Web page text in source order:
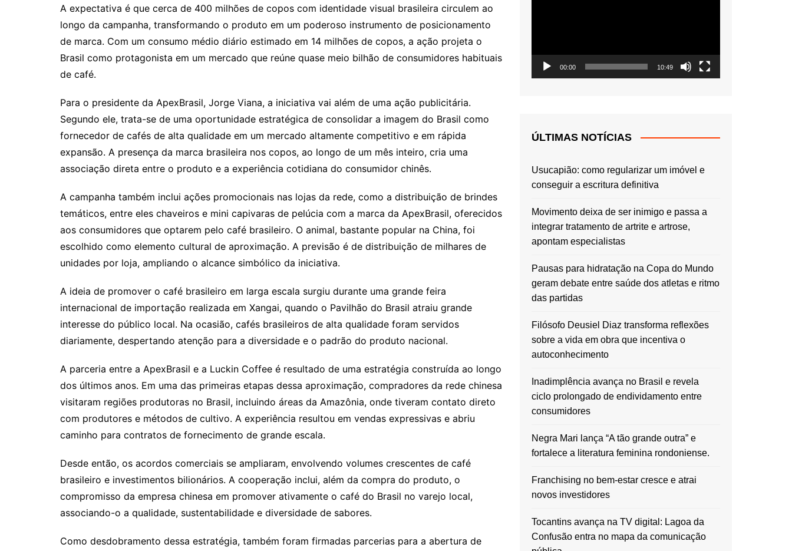
A expectativa é que cerca de 400 milhões de copos com identidade visual brasileira circulem ao
longo da campanha, transformando o produto em um poderoso instrumento de posicionamento
de marca. Com um consumo médio diário estimado em 14 milhões de copos, a ação projeta o
Brasil como protagonista em um mercado que reúne quase meio bilhão de consumidores habituais
de café.
Para o presidente da ApexBrasil, Jorge Viana, a iniciativa vai além de uma ação publicitária.
Segundo ele, trata-se de uma oportunidade estratégica de consolidar a imagem do Brasil como
fornecedor de cafés de alta qualidade em um mercado altamente competitivo e em rápida
expansão. A presença da marca brasileira nos copos, ao longo de um mês inteiro, cria uma
associação direta entre o produto e a experiência cotidiana do consumidor chinês.
A campanha também inclui ações promocionais nas lojas da rede, como a distribuição de brindes
temáticos, entre eles chaveiros e mini capivaras de pelúcia com a marca da ApexBrasil, oferecidos
aos consumidores que optarem pelo café brasileiro. O animal, bastante popular na China, foi
escolhido como elemento cultural de aproximação. A previsão é de distribuição de milhares de
unidades por loja, ampliando o alcance simbólico da iniciativa.
A ideia de promover o café brasileiro em larga escala surgiu durante uma grande feira
internacional de importação realizada em Xangai, quando o Pavilhão do Brasil atraiu grande
interesse do público local. Na ocasião, cafés brasileiros de alta qualidade foram servidos
diariamente, despertando atenção para a diversidade e o padrão do produto nacional.
A parceria entre a ApexBrasil e a Luckin Coffee é resultado de uma estratégia construída ao longo
dos últimos anos. Em uma das primeiras etapas dessa aproximação, compradores da rede chinesa
visitaram regiões produtoras no Brasil, incluindo áreas da Amazônia, onde tiveram contato direto
com produtores e métodos de cultivo. A experiência resultou em vendas expressivas e abriu
caminho para contratos de fornecimento de grande escala.
Desde então, os acordos comerciais se ampliaram, envolvendo volumes crescentes de café
brasileiro e investimentos bilionários. A cooperação inclui, além da compra do produto, o
compromisso da empresa chinesa em promover ativamente o café do Brasil no varejo local,
associando-o a qualidade, sustentabilidade e diversidade de sabores.
Como desdobramento dessa estratégia, também foram firmadas parcerias para a abertura de
00:00 10:49
ÚLTIMAS NOTÍCIAS
Usucapião: como regularizar um imóvel e
conseguir a escritura definitiva
Movimento deixa de ser inimigo e passa a
integrar tratamento de artrite e artrose,
apontam especialistas
Pausas para hidratação na Copa do Mundo
geram debate entre saúde dos atletas e ritmo
das partidas
Filósofo Deusiel Diaz transforma reflexões
sobre a vida em obra que incentiva o
autoconhecimento
Inadimplência avança no Brasil e revela
ciclo prolongado de endividamento entre
consumidores
Negra Mari lança “A tão grande outra” e
fortalece a literatura feminina rondoniense.
Franchising no bem-estar cresce e atrai
novos investidores
Tocantins avança na TV digital: Lagoa da
Confusão entra no mapa da comunicação